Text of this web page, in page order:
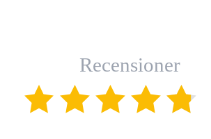
Recensioner